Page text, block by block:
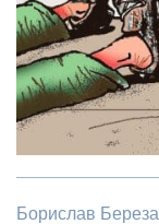
Борислав Береза